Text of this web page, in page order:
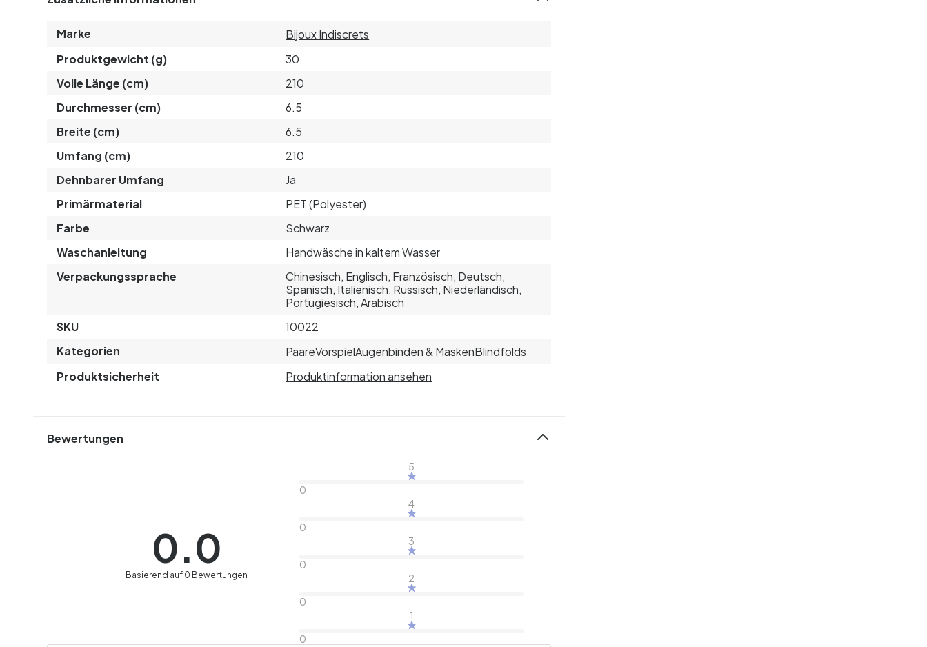
Marke
Bijoux Indiscrets
Produktgewicht (g)
30
Volle Länge (cm)
210
Durchmesser (cm)
6.5
Breite (cm)
6.5
Umfang (cm)
210
Dehnbarer Umfang
Ja
Primärmaterial
PET (Polyester)
Farbe
Schwarz
Waschanleitung
Handwäsche in kaltem Wasser
Verpackungssprache
Chinesisch, Englisch, Französisch, Deutsch,
Spanisch, Italienisch, Russisch, Niederländisch,
Portugiesisch, Arabisch
SKU
10022
Kategorien
PaareVorspielAugenbinden & MaskenBlindfolds
Produktsicherheit
Produktinformation ansehen
Bewertungen
0.0
Basierend auf 0 Bewertungen
5
0
4
0
3
0
2
0
1
0